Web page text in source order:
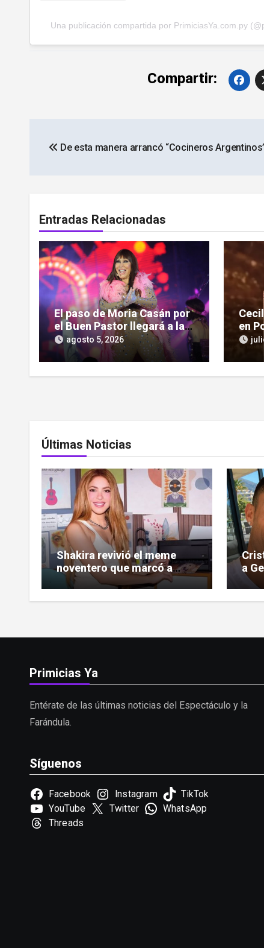
Una publicación compartida por PrimiciasYa.com.py
Compartir:
de
De esta manera arrancó “Cocineros
Entradas Relacionadas
El paso de Moria Casán por
el Buen Pastor llegará a la
pantalla chica en su nueva
serie documental
agosto 5, 2026
en
Últimas Noticias
Shakira revivió el meme
noventero que marcó a
toda una generación
a
las
Primicias Ya
Entérate de las últimas noticias del Espectáculo y la
Farándula.
Síguenos
Facebook Instagram
TikTok
YouTube
Twitter
WhatsApp
Threads